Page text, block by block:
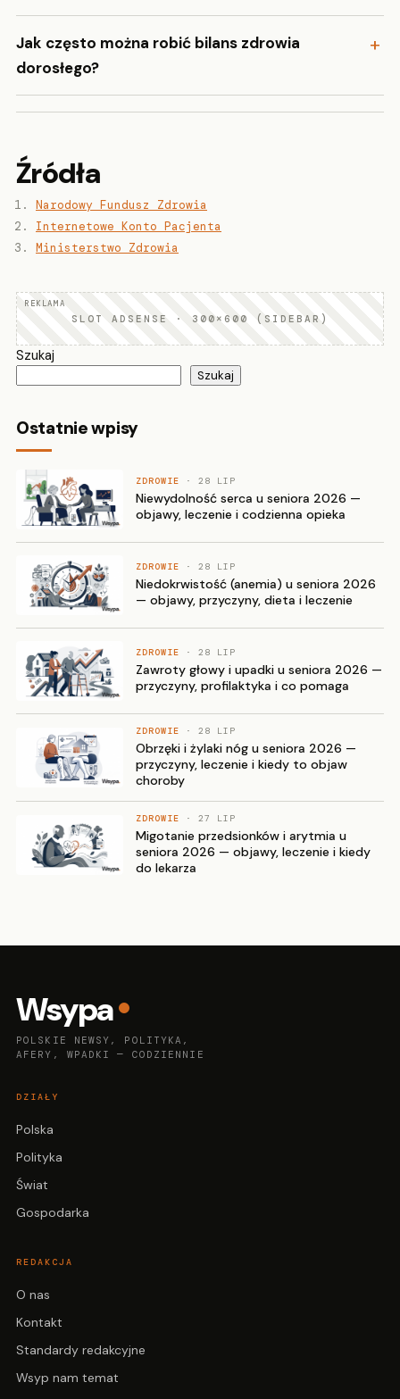
Jak często można robić bilans zdrowia
dorosłego?
Źródła
Narodowy Fundusz Zdrowia
Internetowe Konto Pacjenta
Ministerstwo Zdrowia
SLOT ADSENSE · 300×600 (SIDEBAR)
Szukaj
Szukaj
Ostatnie wpisy
ZDROWIE · 28 LIP
Niewydolność serca u seniora 2026 —
objawy, leczenie i codzienna opieka
ZDROWIE · 28 LIP
Niedokrwistość (anemia) u seniora 2026
— objawy, przyczyny, dieta i leczenie
ZDROWIE · 28 LIP
Zawroty głowy i upadki u seniora 2026 —
przyczyny, profilaktyka i co pomaga
ZDROWIE · 28 LIP
Obrzęki i żylaki nóg u seniora 2026 —
przyczyny, leczenie i kiedy to objaw
choroby
ZDROWIE · 27 LIP
Migotanie przedsionków i arytmia u
seniora 2026 — objawy, leczenie i kiedy
do lekarza
Wsypa
POLSKIE NEWSY, POLITYKA,
AFERY, WPADKI — CODZIENNIE
DZIAŁY
Polska
Polityka
Świat
Gospodarka
REDAKCJA
O nas
Kontakt
Standardy redakcyjne
Wsyp nam temat